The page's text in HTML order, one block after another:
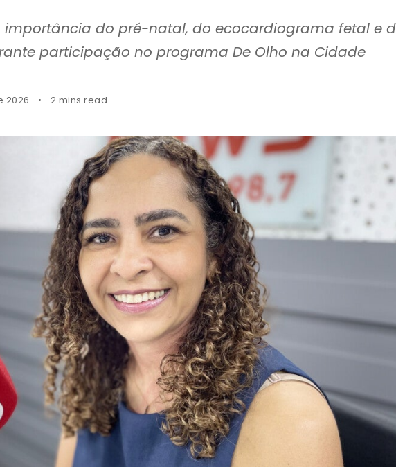
importância do pré-natal, do ecocardiograma fetal e
participação no programa De Olho na Cidade
2026 2 mins read